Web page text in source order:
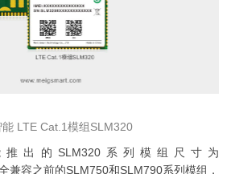
能 LTE Cat.1模组SLM320
出的SLM320系列模组尺寸为
兼容之前的SLM750和SLM790系列模组，